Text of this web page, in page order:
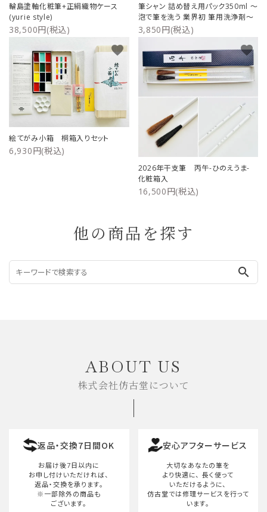
輪島塗軸化粧筆+正絹織物ケース
(yurie style)
38,500円(税込)
筆シャン 詰め替え用パック350ml ～
泡で筆を洗う 業界初 筆用洗浄剤～
3,850円(税込)
絵てがみ小箱 桐箱入りセット
6,930円(税込)
favorite
2026年干支筆 丙午-ひのえうま-
化粧箱入
16,500円(税込)
favorite
他の商品を探す
search
ABOUT US
株式会社仿古堂について
返品・交換7日間OK
お届け後7日以内に
お申し付けいただければ、
返品・交換を承ります。
※一部除外の商品も
ございます。
安心アフターサービス
大切なあなたの筆を
より快適に、 長く使って
いただけるように、
仿古堂では修理サービスを行って
います。